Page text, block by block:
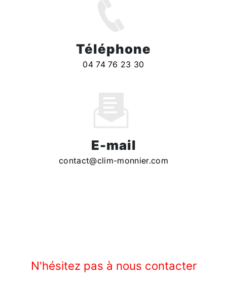
Téléphone
04 74 76 23 30
E-mail
contact@clim-monnier.com
N'hésitez pas à nous contacter